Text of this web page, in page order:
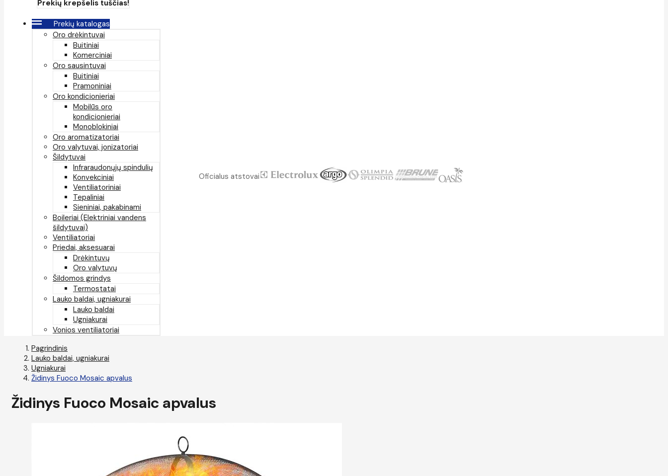
Prekių krepšelis tuščias!
Prekių katalogas
Oro drėkintuvai
Buitiniai
Komerciniai
Oro sausintuvai
Buitiniai
Pramoniniai
Oro kondicionieriai
Mobilūs oro
kondicionieriai
Monoblokiniai
Oro aromatizatoriai
Oro valytuvai, jonizatoriai
Šildytuvai
Infraraudonųjų spindulių
Konvekciniai
Ventiliatoriniai
Tepaliniai
Sieniniai, pakabinami
Boileriai (Elektriniai vandens
šildytuvai)
Ventiliatoriai
Priedai, aksesuarai
Drėkintuvų
Oro valytuvų
Šildomos grindys
Termostatai
Lauko baldai, ugniakurai
Lauko baldai
Ugniakurai
Vonios ventiliatoriai
Oficialus atstovai
Pagrindinis
Lauko baldai, ugniakurai
Ugniakurai
Židinys Fuoco Mosaic apvalus
Židinys Fuoco Mosaic apvalus